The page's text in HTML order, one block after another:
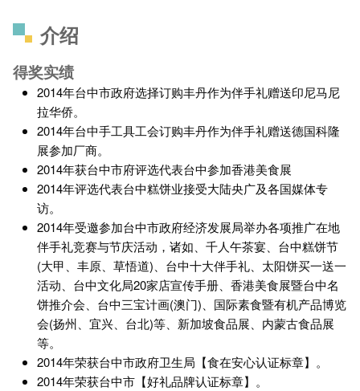
介绍
得奖实绩
2014年台中市政府选择订购丰丹作为伴手礼赠送印尼马尼
拉华侨。
2014年台中手工具工会订购丰丹作为伴手礼赠送德国科隆
展参加厂商。
2014年获台中市府评选代表台中参加香港美食展
2014年评选代表台中糕饼业接受大陆央广及各国媒体专
访。
2014年受邀参加台中市政府经济发展局举办各项推广在地
伴手礼竞赛与节庆活动，诸如、千人午茶宴、台中糕饼节
(大甲、丰原、草悟道)、台中十大伴手礼、太阳饼买一送一
活动、台中文化局20家店宣传手册、香港美食展暨台中名
饼推介会、台中三宝计画(澳门)、国际素食暨有机产品博览
会(扬州、宜兴、台北)等、新加坡食品展、内蒙古食品展
等。
2014年荣获台中市政府卫生局【食在安心认证标章】。
2014年荣获台中市【好礼品牌认证标章】。